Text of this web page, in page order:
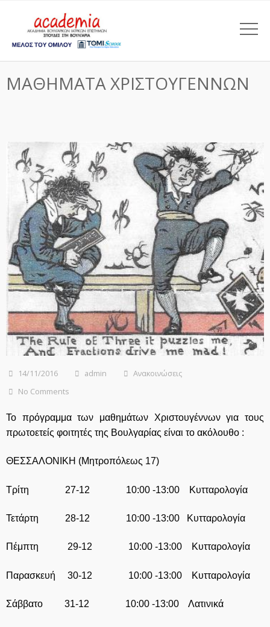
ΜΑΘΗΜΑΤΑ ΧΡΙΣΤΟΥΓΕΝΝΩΝ
14/11/2016 admin
Ανακοινώσεις
No Comments
Το πρόγραμμα των μαθημάτων Χριστουγέννων για τους
πρωτοετείς φοιτητές της Βουλγαρίας είναι το ακόλουθο :
ΘΕΣΣΑΛΟΝΙΚΗ (Μητροπόλεως 17)
Τρίτη 27-12 10:00 -13:00 Κυτταρολογία
Τετάρτη 28-12 10:00 -13:00 Κυτταρολογία
Πέμπτη 29-12 10:00 -13:00 Κυτταρολογία
Παρασκευή 30-12 10:00 -13:00 Κυτταρολογία
Σάββατο 31-12 10:00 -13:00 Λατινικά